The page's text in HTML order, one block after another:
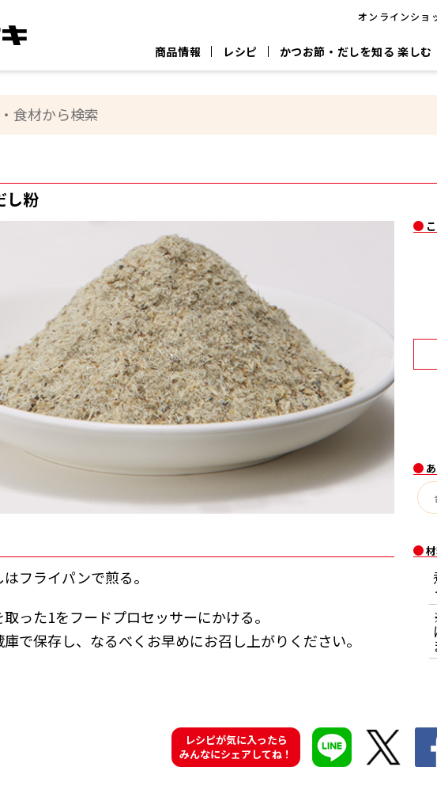
オンラインショ
商品情報 レシピ かつお節・だしを知る 楽しむ
ヤマキ
新鮮一番 『氷熟®』 『踊り節』
かつおパック 煮干 粉末 だしの素
おいしいレシピTOP
レシピ特設サイト
お節の削り方
CM情報 キャンペーン一覧
企業情報 ヤマキ かつお節プラス®
し粉
フライパンで煎る。
った1をフードプロセッサーにかける。
で保存し、なるべくお早めにお召し上がりください。
レシピが気に入ったら
みんなにシェアしてね！